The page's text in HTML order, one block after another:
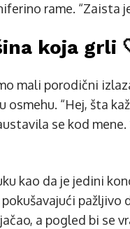
rame. “Zaista
koja grli
mali porodični
“Hej, šta
se kod
kao da je jedini
pažljivo
a pogled bi se